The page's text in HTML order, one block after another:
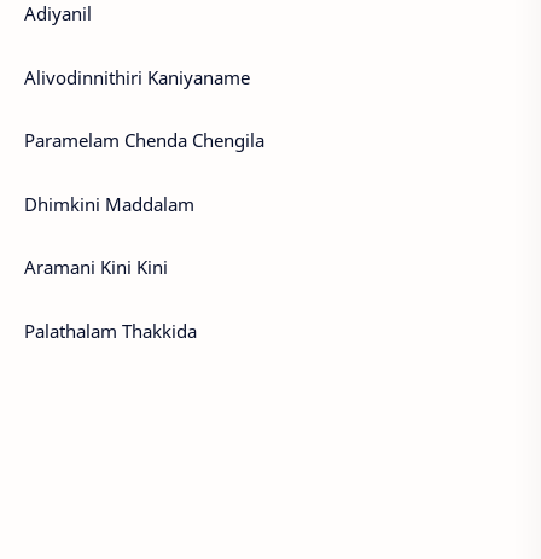
Adiyanil
Alivodinnithiri Kaniyaname
Paramelam Chenda Chengila
Dhimkini Maddalam
Aramani Kini Kini
Palathalam Thakkida